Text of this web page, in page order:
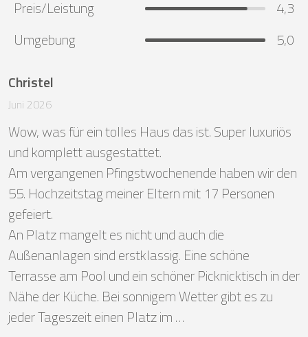
Preis/Leistung
4,3
Umgebung
5,0
Christel
Juni 2026
Wow, was für ein tolles Haus das ist. Super luxuriös
und komplett ausgestattet.
Am vergangenen Pfingstwochenende haben wir den
55. Hochzeitstag meiner Eltern mit 17 Personen
gefeiert.
An Platz mangelt es nicht und auch die
Außenanlagen sind erstklassig. Eine schöne
Terrasse am Pool und ein schöner Picknicktisch in der
Nähe der Küche. Bei sonnigem Wetter gibt es zu
jeder Tageszeit einen Platz im …